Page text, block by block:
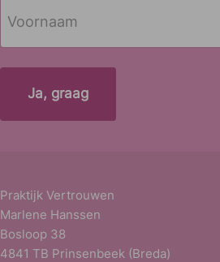
l
a
a
m
Praktijk Vertrouwen
Marlene Hanssen
Bosloop 38
4841 TB Prinsenbeek (Breda)